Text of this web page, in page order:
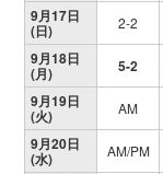
9月17日
(日) 2-2
9月18日
(月) 5-2
9月19日
(火) AM
9月20日
(水) AM/PM